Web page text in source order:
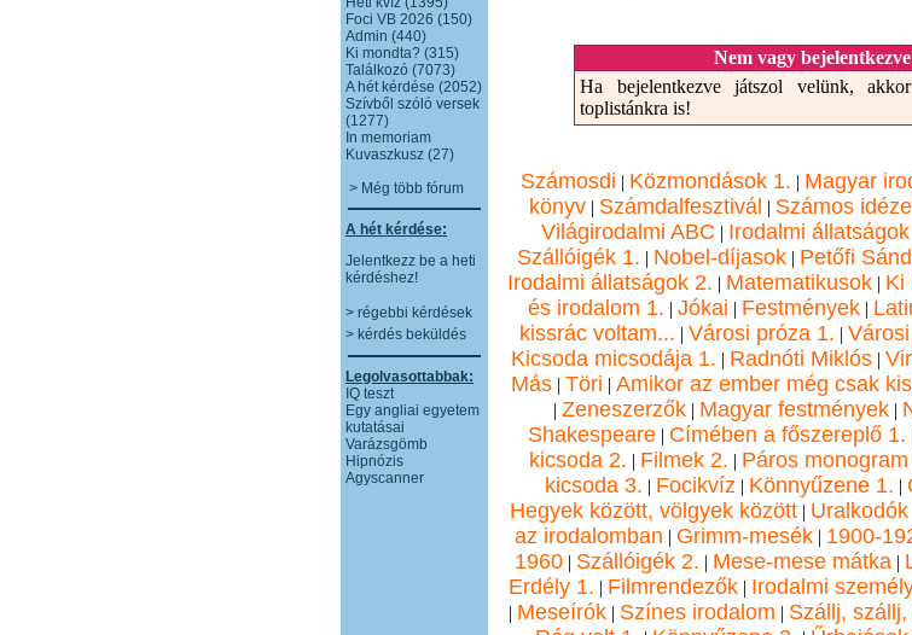
Foci VB 2026 (150)
Admin (440)
Ki mondta? (315)
Találkozó (7073)
A hét kérdése (2052)
Szívből szóló versek
(1277)
In memoriam
Kuvaszkusz (27)
> Még több fórum
A hét kérdése:
Jelentkezz be a heti
kérdéshez!
> régebbi kérdések
> kérdés beküldés
Legolvasottabbak:
IQ teszt
Egy angliai egyetem
kutatásai
Varázsgömb
Hipnózis
Agyscanner
Nem vagy
Ha bejelentkezve játszol velünk,
toplistánkra is!
Számosdi | Közmondások 1. | Magyar
könyv | Számdalfesztivál | Számos
Világirodalmi ABC | Irodalmi
Szállóigék 1. | Nobel-díjasok| Petőfi
Irodalmi állatságok 2. | Matematikusok | Ki
és irodalom 1. | Jókai | Festmények|
kissrác voltam... | Városi próza 1. |
Kicsoda micsodája 1. | Radnóti Miklós|
Más| Töri | Amikor az ember még csak
| Zeneszerzők | Magyar festmények |
Shakespeare| Címében a főszereplő 1.
kicsoda 2. | Filmek 2. | Páros monogram
kicsoda 3. | Focikvíz | Könnyűzene 1. |
Hegyek között, völgyek között | Uralkodók
az irodalomban | Grimm-mesék | 1900-
1960 | Szállóigék 2. | Mese-mese mátka |
Erdély 1. | Filmrendezők| Irodalmi
| Meseírók| Színes irodalom | Szállj,